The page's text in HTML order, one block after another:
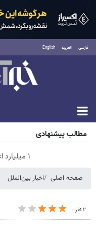
فارسی العربية English
جمعه ۱۶ مرداد ۱۴۰۵
مطالب پیشنهادی
۱ میلیارد اعتبار خرید طلا | بدون ضامن و چک
صفحه اصلی اخبار بین‌الملل
۲ نفر